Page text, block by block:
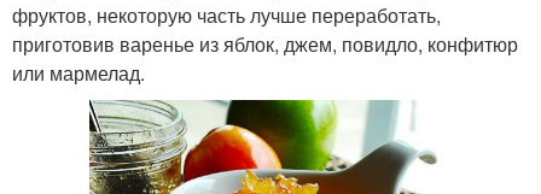
фруктов, некоторую часть лучше переработать,
приготовив варенье из яблок, джем, повидло, конфитюр
или мармелад.